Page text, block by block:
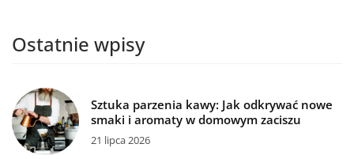
Ostatnie wpisy
Sztuka parzenia kawy: Jak odkrywać nowe
smaki i aromaty w domowym zaciszu
21 lipca 2026